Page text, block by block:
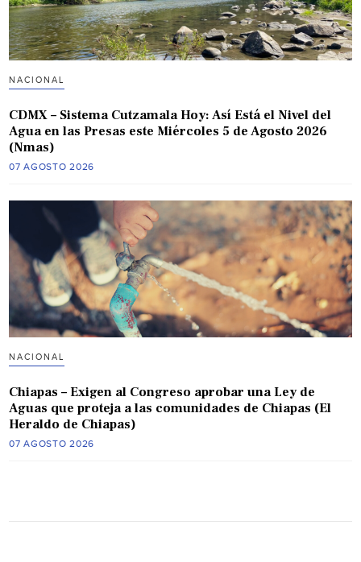
NACIONAL
CDMX – Sistema Cutzamala Hoy: Así Está el Nivel del
Agua en las Presas este Miércoles 5 de Agosto 2026
(Nmas)
07 AGOSTO 2026
NACIONAL
Chiapas – Exigen al Congreso aprobar una Ley de
Aguas que proteja a las comunidades de Chiapas (El
Heraldo de Chiapas)
07 AGOSTO 2026